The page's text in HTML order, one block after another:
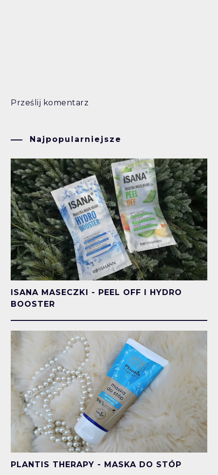
Prześlij komentarz
Najpopularniejsze
ISANA MASECZKI - PEEL OFF I HYDRO
BOOSTER
PLANTIS THERAPY - MASKA DO STÓP